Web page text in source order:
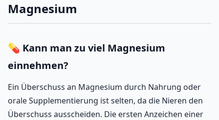
Magnesium
💊 Kann man zu viel Magnesium
einnehmen?
Ein Überschuss an Magnesium durch Nahrung oder
orale Supplementierung ist selten, da die Nieren den
Überschuss ausscheiden. Die ersten Anzeichen einer